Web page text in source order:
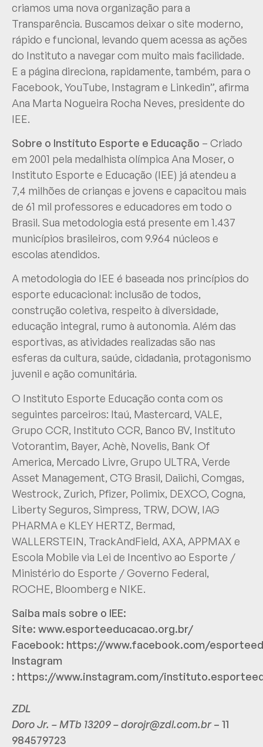
criamos uma nova organização para a
Transparência. Buscamos deixar o site moderno,
rápido e funcional, levando quem acessa as ações
do Instituto a navegar com muito mais facilidade.
E a página direciona, rapidamente, também, para o
Facebook, YouTube, Instagram e Linkedin”, afirma
Ana Marta Nogueira Rocha Neves, presidente do
IEE.
Sobre o Instituto Esporte e Educação – Criado
em 2001 pela medalhista olímpica Ana Moser, o
Instituto Esporte e Educação (IEE) já atendeu a
7,4 milhões de crianças e jovens e capacitou mais
de 61 mil professores e educadores em todo o
Brasil. Sua metodologia está presente em 1.437
municípios brasileiros, com 9.964 núcleos e
escolas atendidos.
A metodologia do IEE é baseada nos princípios do
esporte educacional: inclusão de todos,
construção coletiva, respeito à diversidade,
educação integral, rumo à autonomia. Além das
esportivas, as atividades realizadas são nas
esferas da cultura, saúde, cidadania, protagonismo
juvenil e ação comunitária.
O Instituto Esporte Educação conta com os
seguintes parceiros: Itaú, Mastercard, VALE,
Grupo CCR, Instituto CCR, Banco BV, Instituto
Votorantim, Bayer, Achè, Novelis, Bank Of
America, Mercado Livre, Grupo ULTRA, Verde
Asset Management, CTG Brasil, Daiichi, Comgas,
Westrock, Zurich, Pfizer, Polimix, DEXCO, Cogna,
Liberty Seguros, Simpress, TRW, DOW, IAG
PHARMA e KLEY HERTZ, Bermad,
WALLERSTEIN, TrackAndField, AXA, APPMAX e
Escola Mobile via Lei de Incentivo ao Esporte /
Ministério do Esporte / Governo Federal,
ROCHE, Bloomberg e NIKE.
Saiba mais sobre o IEE:
Site: www.esporteeducacao.org.br/
Facebook: https://www.facebook.com/
Instagram
: https://www.instagram.com/
ZDL
Doro Jr. – MTb 13209 –dorojr@zdl.com.br– 11
984579723